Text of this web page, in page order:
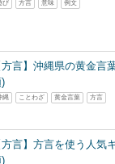
び 方言 意味 例文
方言】沖縄県の黄金言
縄 ことわざ 黄金言葉 方言
方言】方言を使う人気